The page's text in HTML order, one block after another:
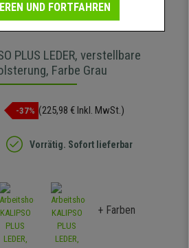
PLUS LEDER, verstellbare
Farbe Grau
-37% (225,98 € Inkl. MwSt.)
Vorrätig. Sofort lieferbar
+ Farben
UND FORTFAHREN